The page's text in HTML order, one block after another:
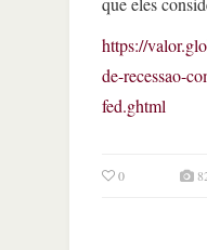
https://
de-recessao-
fed.ghtml
0